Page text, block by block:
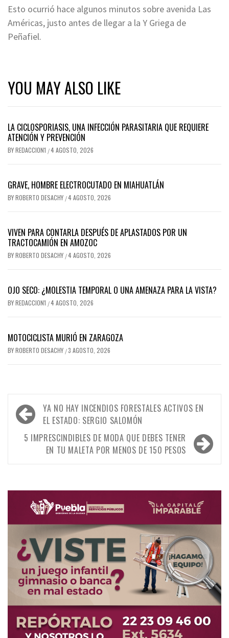
Esto ocurrió hace algunos minutos sobre avenida Las
Américas, justo antes de llegar a la Y Griega de
Peñafiel.
YOU MAY ALSO LIKE
LA CICLOSPORIASIS, UNA INFECCIÓN PARASITARIA QUE REQUIERE
ATENCIÓN Y PREVENCIÓN
BYREDACCION1 /4 AGOSTO, 2026
GRAVE, HOMBRE ELECTROCUTADO EN MIAHUATLÁN
BYROBERTO DESACHY /4 AGOSTO, 2026
VIVEN PARA CONTARLA DESPUÉS DE APLASTADOS POR UN
TRACTOCAMIÓN EN AMOZOC
BYROBERTO DESACHY /4 AGOSTO, 2026
OJO SECO: ¿MOLESTIA TEMPORAL O UNA AMENAZA PARA LA VISTA?
BYREDACCION1 /4 AGOSTO, 2026
MOTOCICLISTA MURIÓ EN ZARAGOZA
BYROBERTO DESACHY /3 AGOSTO, 2026
Navegación
de
entradas
YA NO HAY INCENDIOS FORESTALES ACTIVOS EN
EL ESTADO: SERGIO SALOMÓN
5 IMPRESCINDIBLES DE MODA QUE DEBES TENER
EN TU MALETA POR MENOS DE 150 PESOS